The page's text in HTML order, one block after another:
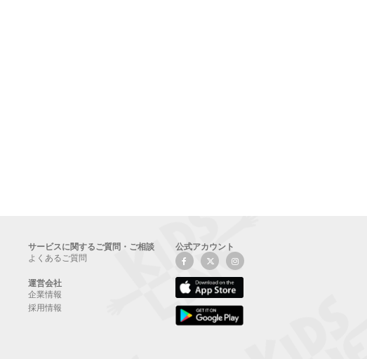
サービスに関するご質問・ご相談
よくあるご質問
運営会社
企業情報
採用情報
公式アカウント